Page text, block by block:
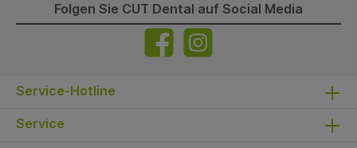
Folgen Sie CUT Dental auf Social Media
Service-Hotline
Service